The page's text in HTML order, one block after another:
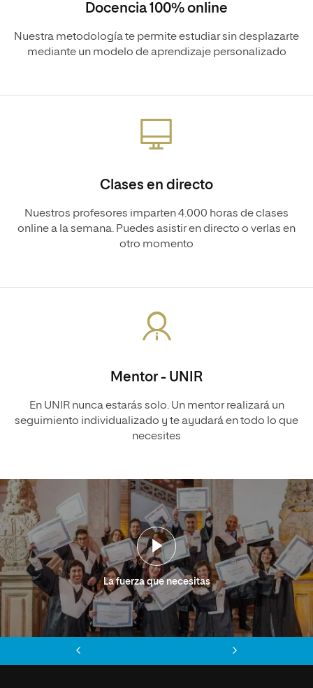
Docencia 100% online
Nuestra metodología te permite estudiar sin desplazarte
mediante un modelo de aprendizaje personalizado
Clases en directo
Nuestros profesores imparten 4.000 horas de clases
online a la semana. Puedes asistir en directo o verlas en
otro momento
Mentor - UNIR
En UNIR nunca estarás solo. Un mentor realizará un
seguimiento individualizado y te ayudará en todo lo que
necesites
La fuerza que necesitas